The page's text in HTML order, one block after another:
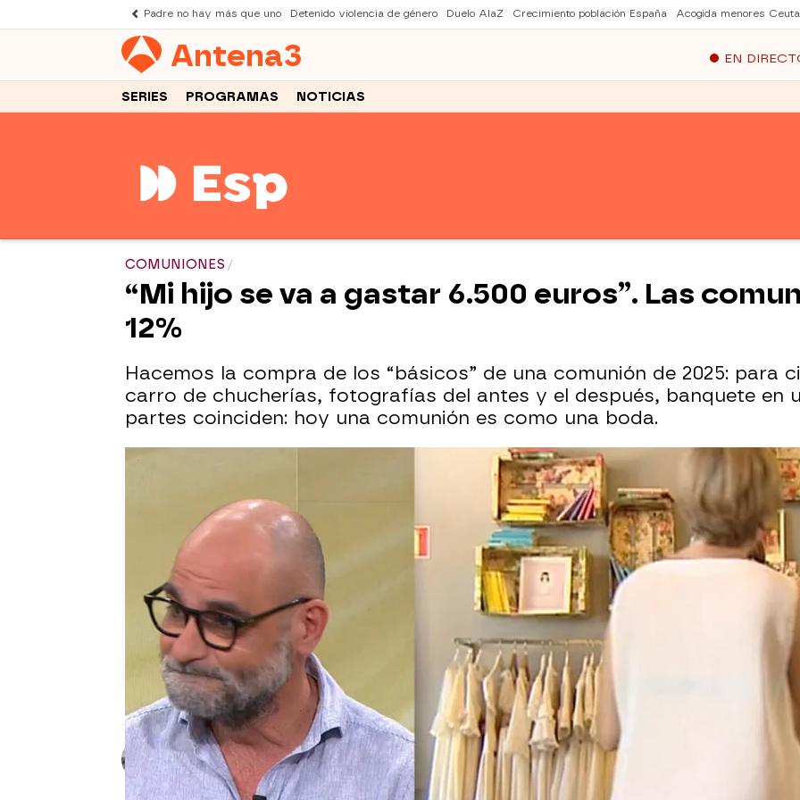
Padre no hay más que uno Detenido violencia de género Duelo AlaZ Crecimiento población España Acogida menores Ceuta
Antena3 EN
SERIES PROGRAMAS NOTICIAS
COMUNIONES
“Mi hijo se va a gastar 6.500 euros”. Las
12%
Hacemos la compra de los “básicos” de una comunión de 2025: para
carro de chucherías, fotografías del antes y el después, banquete en
partes coinciden: hoy una comunión es como una boda.
Raúl García
Publicado: 23 de abril de 2025, 14:37